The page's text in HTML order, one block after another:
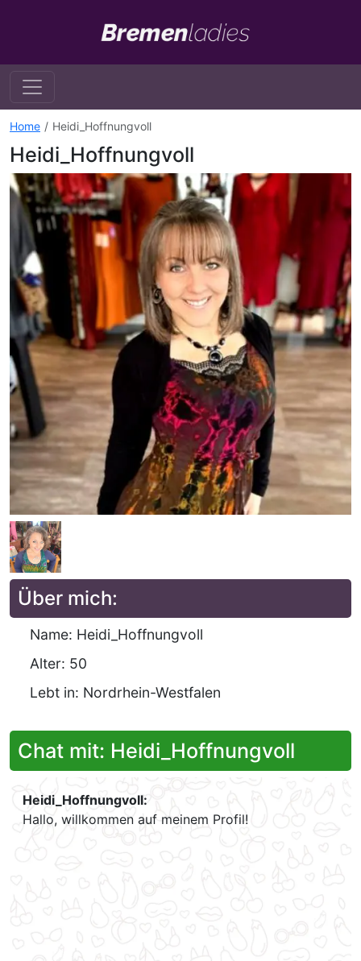
Home Heidi_Hoffnungvoll
Heidi_Hoffnungvoll
Über mich:
Name: Heidi_Hoffnungvoll
Alter: 50
Lebt in: Nordrhein-Westfalen
Chat mit: Heidi_Hoffnungvoll
Heidi_Hoffnungvoll:
Hallo, willkommen auf meinem Profil!